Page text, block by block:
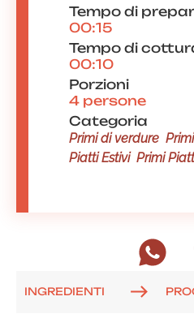
Tempo di
00:15
Tempo di
00:10
Porzioni
4 persone
Categoria
Primi di verdure
Piatti Estivi Primi
INGREDIENTI